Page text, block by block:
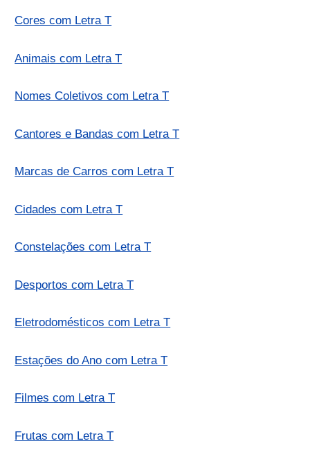
Cores com Letra T
Animais com Letra T
Nomes Coletivos com Letra T
Cantores e Bandas com Letra T
Marcas de Carros com Letra T
Cidades com Letra T
Constelações com Letra T
Desportos com Letra T
Eletrodomésticos com Letra T
Estações do Ano com Letra T
Filmes com Letra T
Frutas com Letra T